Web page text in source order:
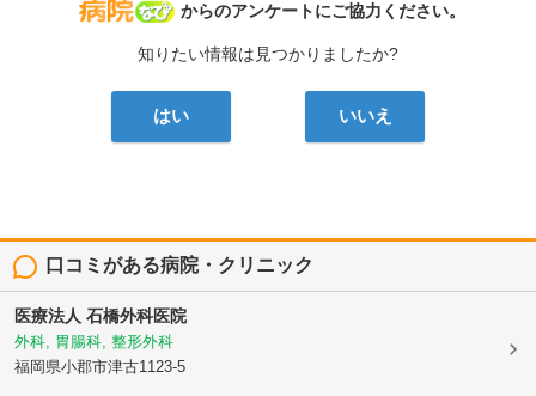
病院なび
からのアンケートにご協力ください。
知りたい情報は見つかりましたか?
はい いいえ
口コミがある病院・クリニック
医療法人 石橋外科医院
外科, 胃腸科, 整形外科
福岡県小郡市津古1123-5